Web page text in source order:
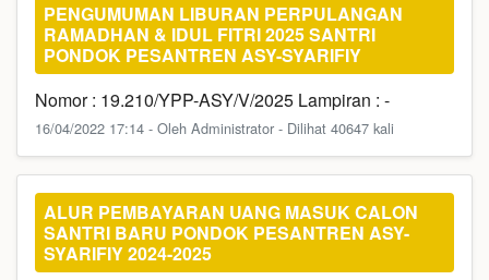
PENGUMUMAN LIBURAN PERPULANGAN
RAMADHAN & IDUL FITRI 2025 SANTRI
PONDOK PESANTREN ASY-SYARIFIY
Nomor : 19.210/YPP-ASY/V/2025 Lampiran : -
16/04/2022 17:14 - Oleh Administrator - Dilihat 40647 kali
ALUR PEMBAYARAN UANG MASUK CALON
SANTRI BARU PONDOK PESANTREN ASY-
SYARIFIY 2024-2025